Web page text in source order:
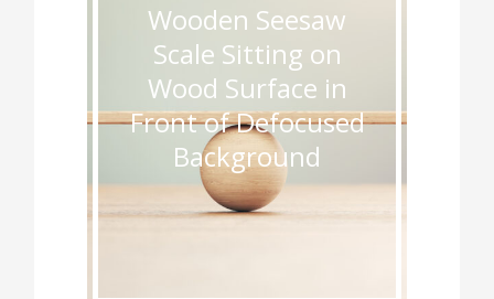
Wooden Seesaw
Scale Sitting on
Wood Surface in
Front of Defocused
Background